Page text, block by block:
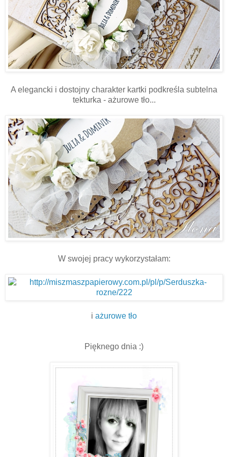
A elegancki i dostojny charakter kartki podkreśla subtelna
tekturka - ażurowe tło...
W swojej pracy wykorzystałam:
i ażurowe tło
Pięknego dnia :)